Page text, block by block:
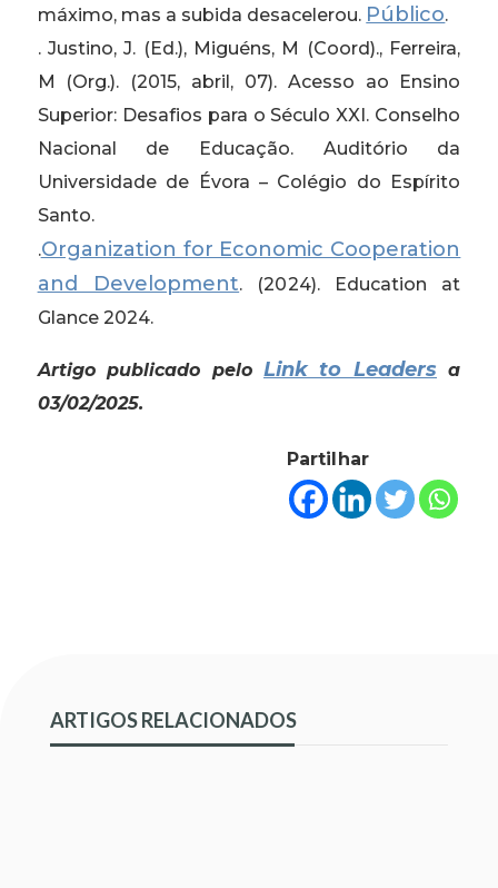
máximo, mas a subida desacelerou. Público.
. Justino, J. (Ed.), Miguéns, M (Coord)., Ferreira,
M (Org.). (2015, abril, 07). Acesso ao Ensino
Superior: Desafios para o Século XXI. Conselho
Nacional de Educação. Auditório da
Universidade de Évora – Colégio do Espírito
Santo.
.Organization for Economic Cooperation
and Development. (2024). Education at
Glance 2024.
Artigo publicado peloLink to Leaders a
03/02/2025.
Partilhar
ARTIGOS RELACIONADOS